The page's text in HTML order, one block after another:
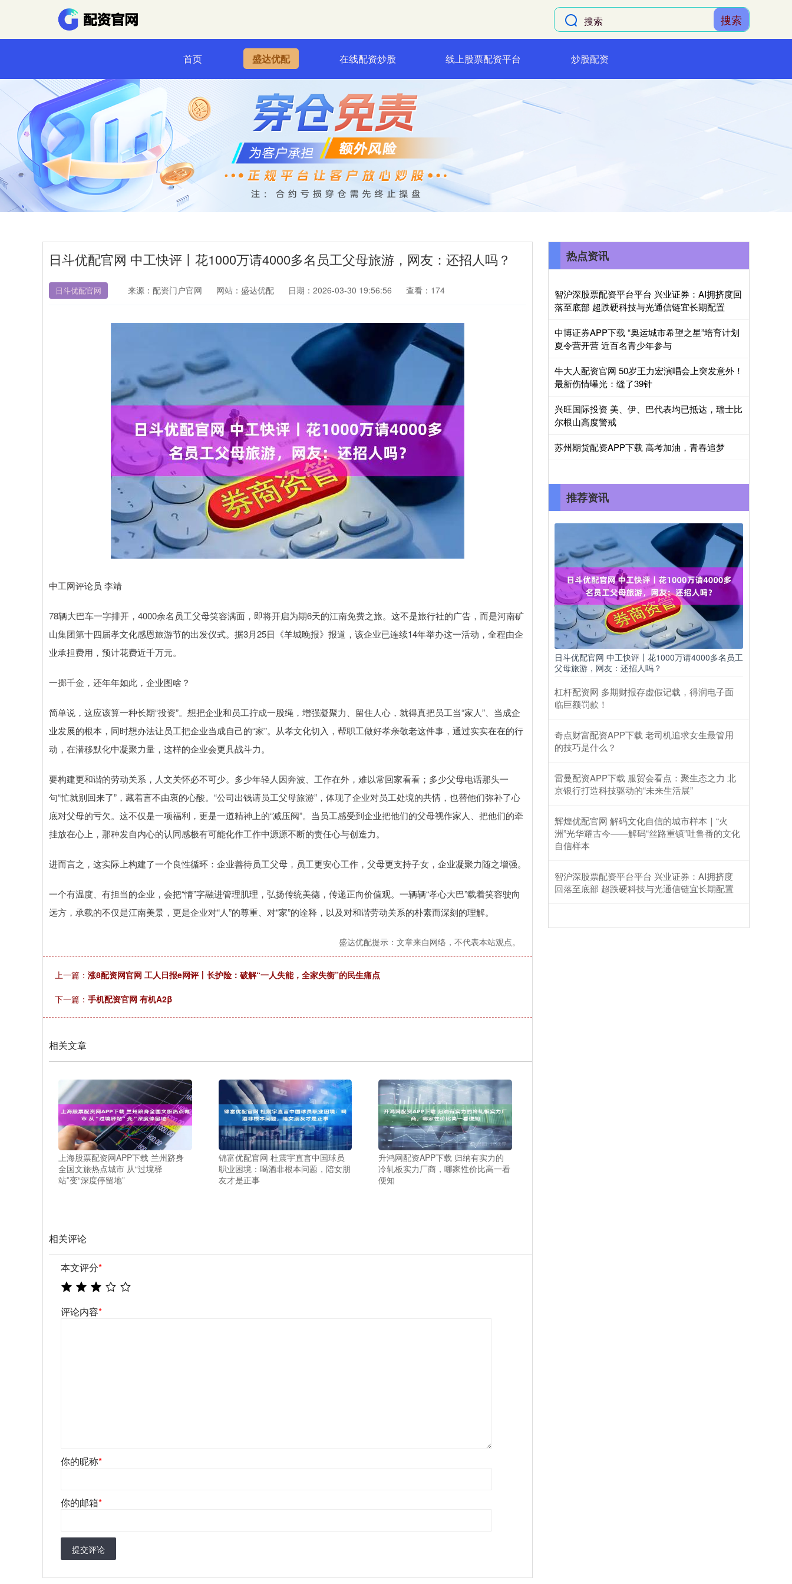
搜索
首页 盛达优配 在线配资炒股 线上股票配资平台 炒股配资
日斗优配官网 中工快评丨花1000万请4000多名员工父母旅游，网友：还招人吗？
日斗优配官网 来源：配资门户官网 网站：盛达优配 日期：2026-03-30 19:56:56 查看：174
中工网评论员 李靖
78辆大巴车一字排开，4000余名员工父母笑容满面，即将开启为期6天的江南免费之旅。这不是旅行社的广告，而是河南矿
山集团第十四届孝文化感恩旅游节的出发仪式。据3月25日《羊城晚报》报道，该企业已连续14年举办这一活动，全程由企
业承担费用，预计花费近千万元。
一掷千金，还年年如此，企业图啥？
简单说，这应该算一种长期“投资”。想把企业和员工拧成一股绳，增强凝聚力、留住人心，就得真把员工当“家人”、当成企
业发展的根本，同时想办法让员工把企业当成自己的“家”。从孝文化切入，帮职工做好孝亲敬老这件事，通过实实在在的行
动，在潜移默化中凝聚力量，这样的企业会更具战斗力。
要构建更和谐的劳动关系，人文关怀必不可少。多少年轻人因奔波、工作在外，难以常回家看看；多少父母电话那头一
句“忙就别回来了”，藏着言不由衷的心酸。“公司出钱请员工父母旅游”，体现了企业对员工处境的共情，也替他们弥补了心
底对父母的亏欠。这不仅是一项福利，更是一道精神上的“减压阀”。当员工感受到企业把他们的父母视作家人、把他们的牵
挂放在心上，那种发自内心的认同感极有可能化作工作中源源不断的责任心与创造力。
进而言之，这实际上构建了一个良性循环：企业善待员工父母，员工更安心工作，父母更支持子女，企业凝聚力随之增强。
一个有温度、有担当的企业，会把“情”字融进管理肌理，弘扬传统美德，传递正向价值观。一辆辆“孝心大巴”载着笑容驶向
远方，承载的不仅是江南美景，更是企业对“人”的尊重、对“家”的诠释，以及对和谐劳动关系的朴素而深刻的理解。
盛达优配提示：文章来自网络，不代表本站观点。
上一篇： 涨8配资网官网 工人日报e网评丨长护险：破解“一人失能，全家失衡”的民生痛点
下一篇： 手机配资官网 有机A2β
相关文章
上海股票配资网APP下载 兰州跻身
全国文旅热点城市 从“过境驿
站”变“深度停留地”
锦富优配官网 杜震宇直言中国球员
职业困境：喝酒非根本问题，陪女朋
友才是正事
升鸿网配资APP下载 归纳有实力的
冷轧板实力厂商，哪家性价比高一看
便知
相关评论
本文评分*
评论内容*
你的昵称*
你的邮箱*
提交评论
热点资讯
智沪深股票配资平台平台 兴业证券：AI拥挤度回
落至底部 超跌硬科技与光通信链宜长期配置
中博证券APP下载 “奥运城市希望之星”培育计划
夏令营开营 近百名青少年参与
牛大人配资官网 50岁王力宏演唱会上突发意外！
最新伤情曝光：缝了39针
兴旺国际投资 美、伊、巴代表均已抵达，瑞士比
尔根山高度警戒
苏州期货配资APP下载 高考加油，青春追梦
推荐资讯
日斗优配官网 中工快评丨花1000万请4000多名员工
父母旅游，网友：还招人吗？
杠杆配资网 多期财报存虚假记载，得润电子面
临巨额罚款！
奇点财富配资APP下载 老司机追求女生最管用
的技巧是什么？
雷曼配资APP下载 服贸会看点：聚生态之力 北
京银行打造科技驱动的“未来生活展”
辉煌优配官网 解码文化自信的城市样本｜“火
洲”光华耀古今——解码“丝路重镇”吐鲁番的文化
自信样本
智沪深股票配资平台平台 兴业证券：AI拥挤度
回落至底部 超跌硬科技与光通信链宜长期配置